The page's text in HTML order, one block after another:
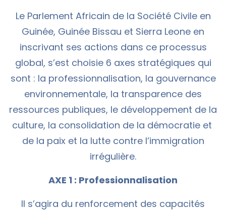
Le Parlement Africain de la Société Civile en
Guinée, Guinée Bissau et Sierra Leone en
inscrivant ses actions dans ce processus
global, s’est choisie 6 axes stratégiques qui
sont : la professionnalisation, la gouvernance
environnementale, la transparence des
ressources publiques, le développement de la
culture, la consolidation de la démocratie et
de la paix et la lutte contre l’immigration
irrégulière.
AXE 1 : Professionnalisation
Il s’agira du renforcement des capacités